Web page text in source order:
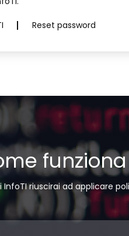
Reset password
funziona
riuscirai ad applicare